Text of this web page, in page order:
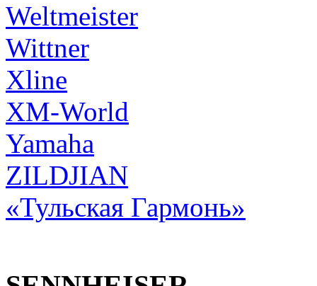
Weltmeister
Wittner
Xline
XM-World
Yamaha
ZILDJIAN
«Тульская Гармонь»